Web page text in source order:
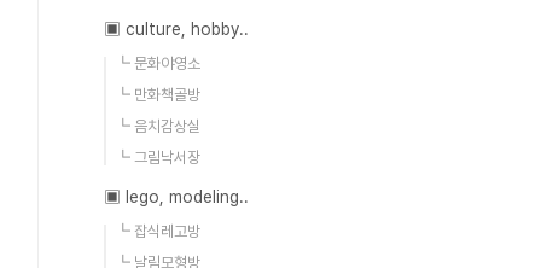
▣ culture, hobby..
┗ 문화야영소
┗ 만화책골방
┗ 음치감상실
┗ 그림낙서장
▣ lego, modeling..
┗ 잡식레고방
┗ 날림모형방